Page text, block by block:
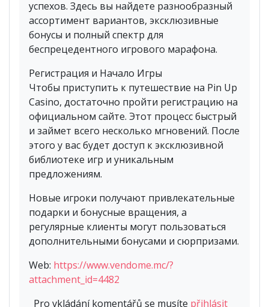
успехов. Здесь вы найдете разнообразный
ассортимент вариантов, эксклюзивные
бонусы и полный спектр для
беспрецедентного игрового марафона.
Регистрация и Начало Игры
Чтобы приступить к путешествие на Pin Up
Casino, достаточно пройти регистрацию на
официальном сайте. Этот процесс быстрый
и займет всего несколько мгновений. После
этого у вас будет доступ к эксклюзивной
библиотеке игр и уникальным
предложениям.
Новые игроки получают привлекательные
подарки и бонусные вращения, а
регулярные клиенты могут пользоваться
дополнительными бонусами и сюрпризами.
Web: https://www.vendome.mc/?
attachment_id=4482
Pro vkládání komentářů se musíte přihlásit